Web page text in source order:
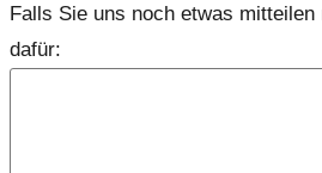
Falls Sie uns noch etwas
dafür: